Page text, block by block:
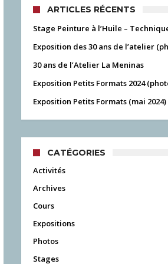
ARTICLES RÉCENTS
Stage Peinture à l’Huile –
Exposition des 30 ans de l’atelier
30 ans de l’Atelier La Meninas
Exposition Petits Formats 2024
Exposition Petits Formats (mai 2024)
CATÉGORIES
Activités
Archives
Cours
Expositions
Photos
Stages